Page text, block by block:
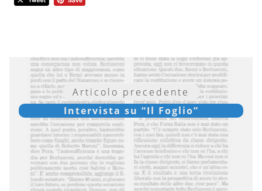
Articolo precedente
Intervista su “Il Foglio”